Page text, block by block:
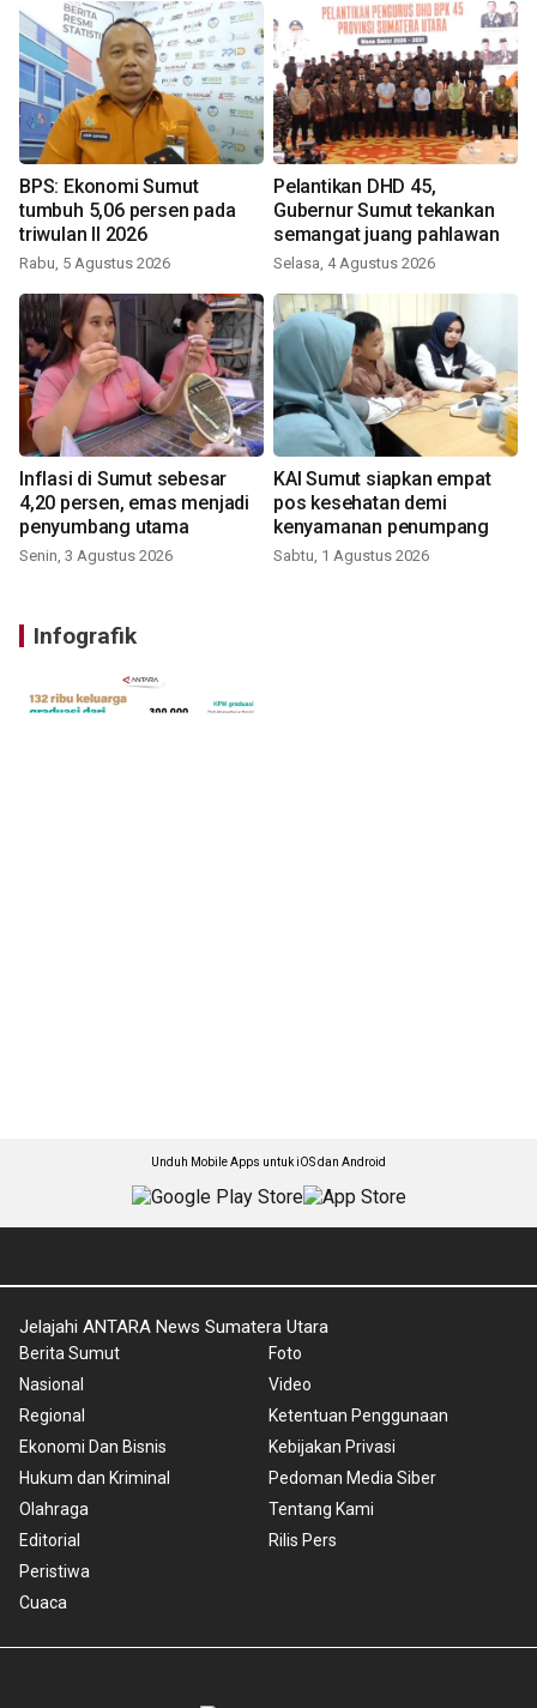
BPS: Ekonomi Sumut
tumbuh 5,06 persen pada
triwulan II 2026
Rabu, 5 Agustus 2026
Pelantikan DHD 45,
Gubernur Sumut tekankan
semangat juang pahlawan
Selasa, 4 Agustus 2026
Inflasi di Sumut sebesar
4,20 persen, emas menjadi
penyumbang utama
Senin, 3 Agustus 2026
KAI Sumut siapkan empat
pos kesehatan demi
kenyamanan penumpang
Sabtu, 1 Agustus 2026
Infografik
Unduh Mobile Apps untuk iOS dan Android
Jelajahi ANTARA News Sumatera Utara
Berita Sumut
Nasional
Regional
Ekonomi Dan Bisnis
Hukum dan Kriminal
Olahraga
Editorial
Peristiwa
Cuaca
Foto
Video
Ketentuan Penggunaan
Kebijakan Privasi
Pedoman Media Siber
Tentang Kami
Rilis Pers